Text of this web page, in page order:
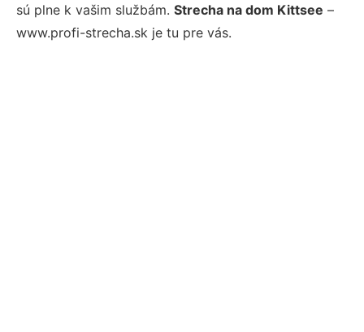
sú plne k vašim službám. Strecha na dom Kittsee –
www.profi-strecha.sk je tu pre vás.